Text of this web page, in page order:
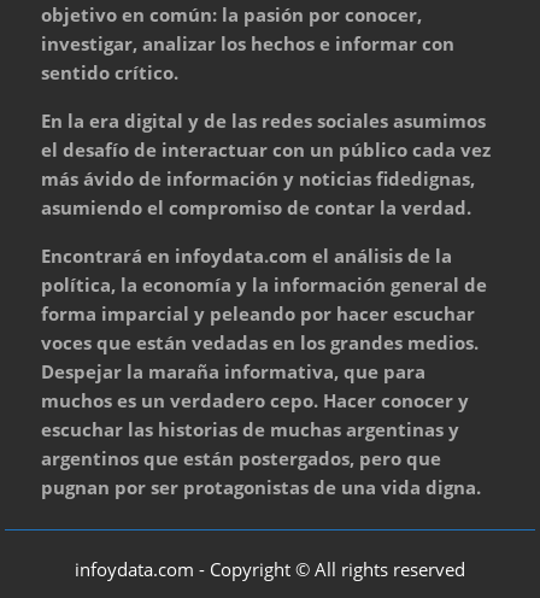
objetivo en común: la pasión por conocer,
investigar, analizar los hechos e informar con
sentido crítico.
En la era digital y de las redes sociales asumimos
el desafío de interactuar con un público cada vez
más ávido de información y noticias fidedignas,
asumiendo el compromiso de contar la verdad.
Encontrará en infoydata.com el análisis de la
política, la economía y la información general de
forma imparcial y peleando por hacer escuchar
voces que están vedadas en los grandes medios.
Despejar la maraña informativa, que para
muchos es un verdadero cepo. Hacer conocer y
escuchar las historias de muchas argentinas y
argentinos que están postergados, pero que
pugnan por ser protagonistas de una vida digna.
infoydata.com - Copyright © All rights reserved